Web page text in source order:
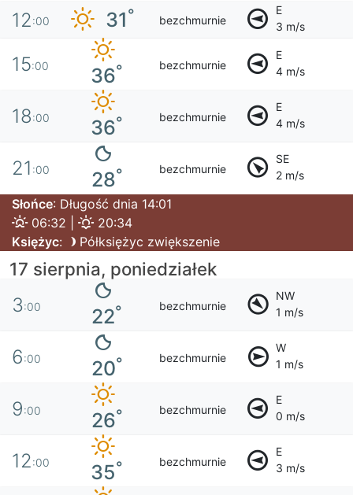
12:00 31° bezchmurnie
E
3 m/s
15:00 36° bezchmurnie
E
4 m/s
18:00 36° bezchmurnie
E
4 m/s
21 :00 28° bezchmurnie
SE
2 m/s
Słońce: Długość dnia 14:01
06:32 |
20:34
Księżyc: Półksiężyc zwiększenie
17 sierpnia, poniedziałek
3:00 22° bezchmurnie
NW
1 m/s
6:00 20° bezchmurnie
W
1 m/s
9:00 26° bezchmurnie
E
0 m/s
12:00 35° bezchmurnie
E
3 m/s